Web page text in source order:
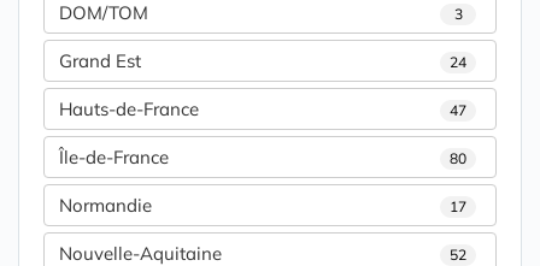
DOM/TOM 3
Grand Est 24
Hauts-de-France 47
Île-de-France 80
Normandie 17
Nouvelle-Aquitaine 52